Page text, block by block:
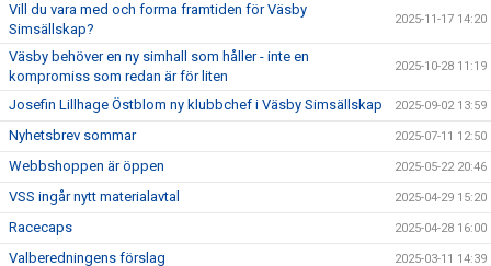
Vill du vara med och forma framtiden för Väsby
Simsällskap?
2025-11-17 14:20
Väsby behöver en ny simhall som håller - inte en
kompromiss som redan är för liten
2025-10-28 11:19
Josefin Lillhage Östblom ny klubbchef i Väsby Simsällskap 2025-09-02 13:59
Nyhetsbrev sommar 2025-07-11 12:50
Webbshoppen är öppen 2025-05-22 20:46
VSS ingår nytt materialavtal 2025-04-29 15:20
Racecaps 2025-04-28 16:00
Valberedningens förslag 2025-03-11 14:39